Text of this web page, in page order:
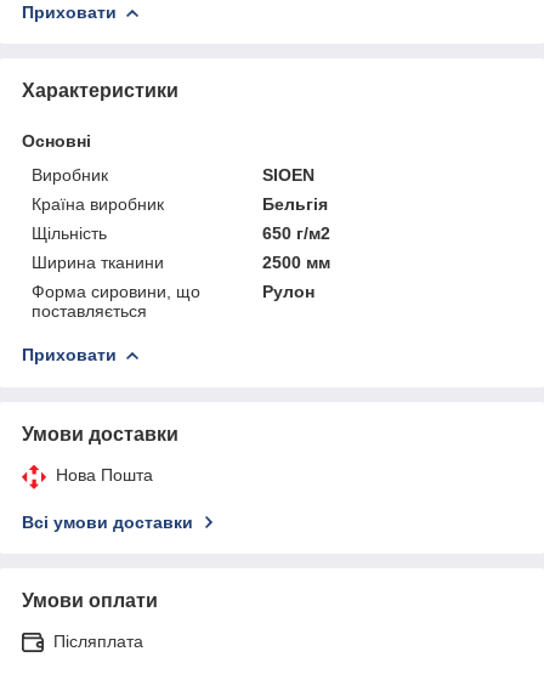
Приховати
Характеристики
Основні
Виробник
SIOEN
Країна виробник
Бельгія
Щільність
650 г/м2
Ширина тканини
2500 мм
Форма сировини, що
поставляється
Рулон
Приховати
Умови доставки
Нова Пошта
Всі умови доставки
Умови оплати
Післяплата